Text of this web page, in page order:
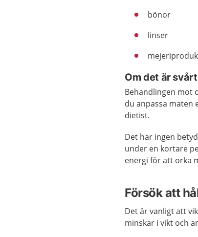
bönor
linser
Om det är
Behandlingen mot
du anpassa maten
dietist.
Det har ingen
under en kortare
energi för att orka
Försök att
Det är vanligt att
minskar i vikt och